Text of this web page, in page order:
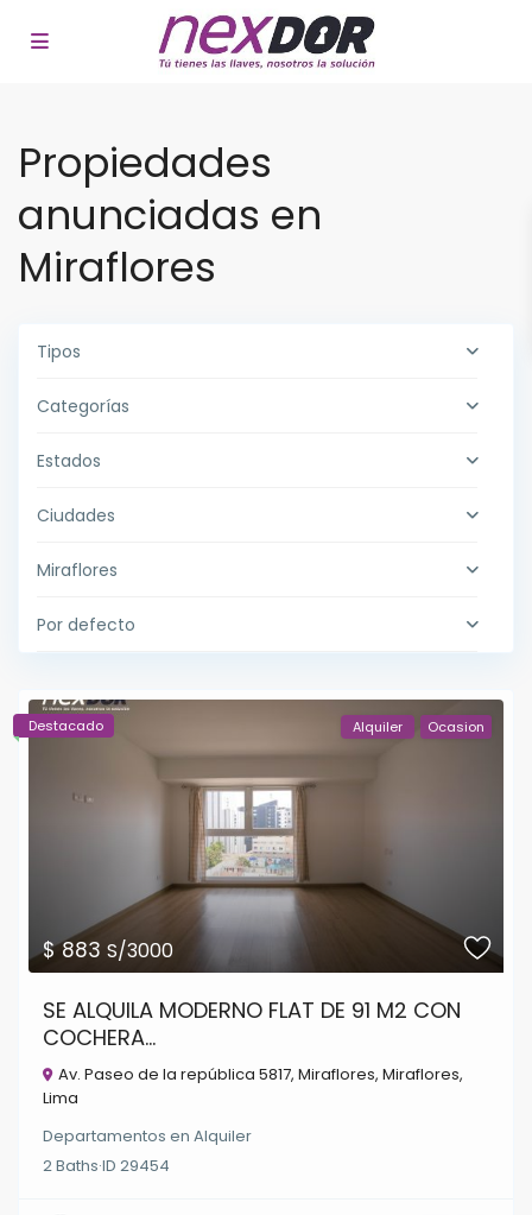
Propiedades
anunciadas en
Miraflores
Tipos
Categorías
Estados
Ciudades
Miraflores
Por defecto
$ 883S/3000
Alquiler Ocasion
Destacado
SE ALQUILA MODERNO FLAT DE 91 M2 CON
COCHERA...
Av. Paseo de la república 5817, Miraflores,Miraflores,
Lima
Departamentos enAlquiler
2Baths·ID29454